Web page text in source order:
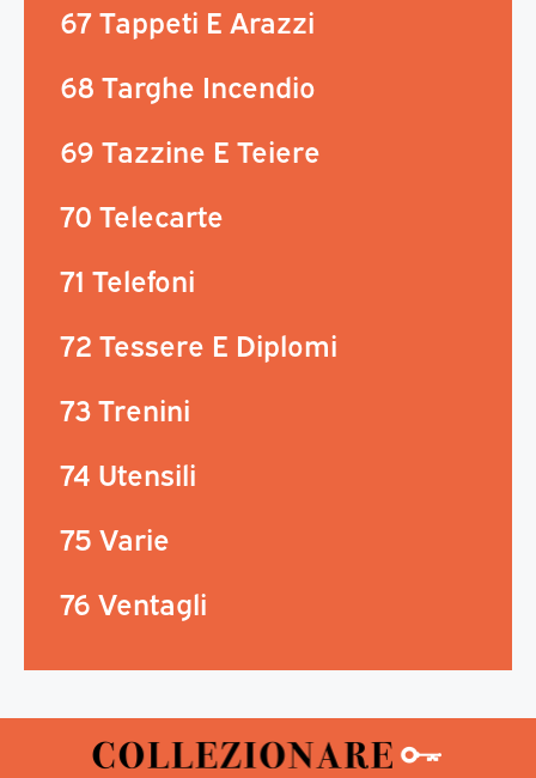
67 Tappeti E Arazzi
68 Targhe Incendio
69 Tazzine E Teiere
70 Telecarte
71 Telefoni
72 Tessere E Diplomi
73 Trenini
74 Utensili
75 Varie
76 Ventagli